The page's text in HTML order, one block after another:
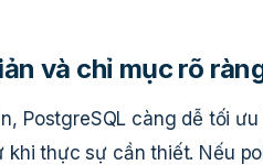
và chỉ mục rõ
PostgreSQL càng dễ tối
thực sự cần thiết. Nếu